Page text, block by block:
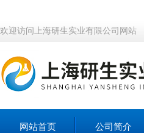
欢迎访问上海研生实业有限公司网站
网站首页 公司简介